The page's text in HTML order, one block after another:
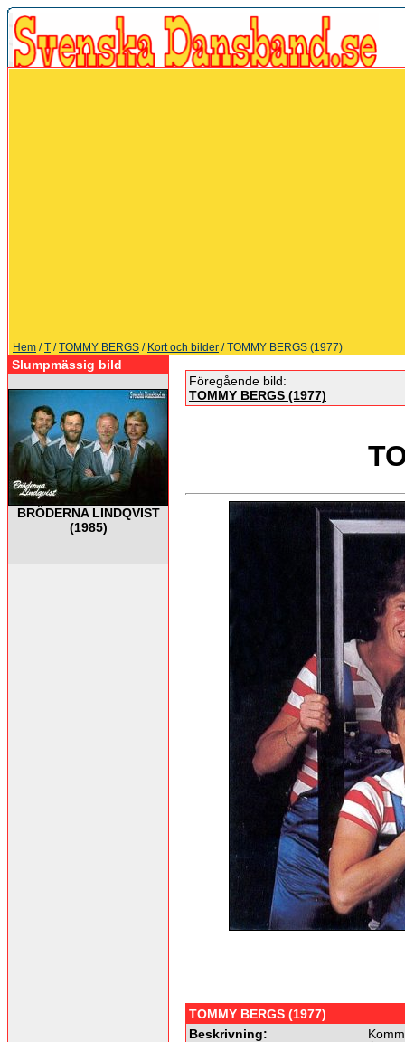
Hem /T /TOMMY BERGS / Kort och bilder / TOMMY BERGS (1977)
Slumpmässig bild
BRÖDERNA LINDQVIST
(1985)
Föregående bild:
TOMMY BERGS (1977)
TOMMY BERGS (1977)
Beskrivning: